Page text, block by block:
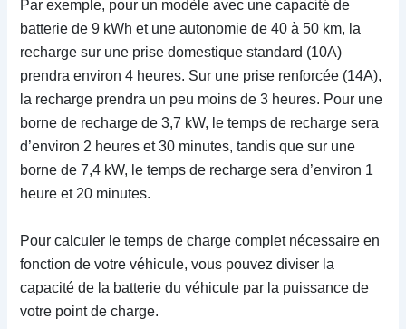
Par exemple, pour un modèle avec une capacité de
batterie de 9 kWh et une autonomie de 40 à 50 km, la
recharge sur une prise domestique standard (10A)
prendra environ 4 heures. Sur une prise renforcée (14A),
la recharge prendra un peu moins de 3 heures. Pour une
borne de recharge de 3,7 kW, le temps de recharge sera
d’environ 2 heures et 30 minutes, tandis que sur une
borne de 7,4 kW, le temps de recharge sera d’environ 1
heure et 20 minutes.
Pour calculer le temps de charge complet nécessaire en
fonction de votre véhicule, vous pouvez diviser la
capacité de la batterie du véhicule par la puissance de
votre point de charge.